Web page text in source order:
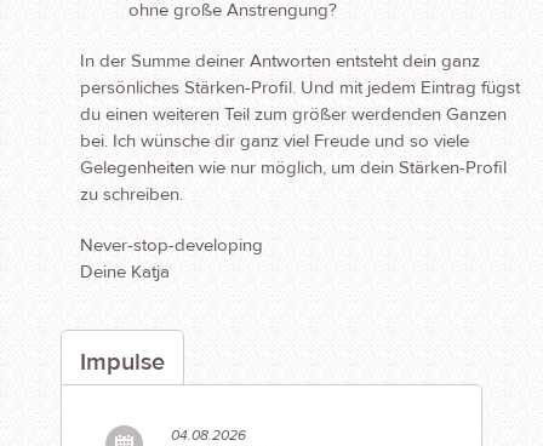
ohne große Anstrengung?
In der Summe deiner Antworten entsteht dein ganz
persönliches Stärken-Profil. Und mit jedem Eintrag fügst
du einen weiteren Teil zum größer werdenden Ganzen
bei. Ich wünsche dir ganz viel Freude und so viele
Gelegenheiten wie nur möglich, um dein Stärken-Profil
zu schreiben.
Never-stop-developing
Deine Katja
Impulse
04.08.2026